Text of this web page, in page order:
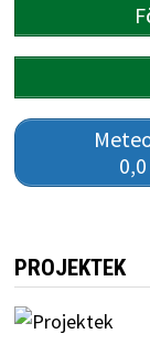
PROJEKTEK